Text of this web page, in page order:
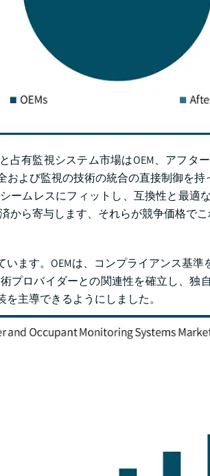
有監視システム市場はOEM、アフタ
よび監視の技術の統合の直接制御を
ームレスにフィットし、互換性と最適
から寄与します、それらが競争価格で
ます。OEMは、コンプライアンス基
プロバイダーとの関連性を確立し、独
主導できるようにしました。